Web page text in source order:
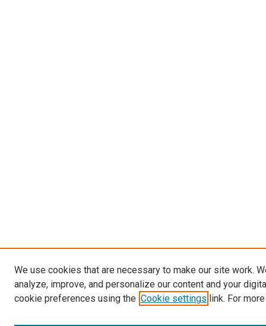
We use cookies that are necessary to make our site work.
analyze, improve, and personalize our content and your
cookie preferences using the Cookie settings link. For